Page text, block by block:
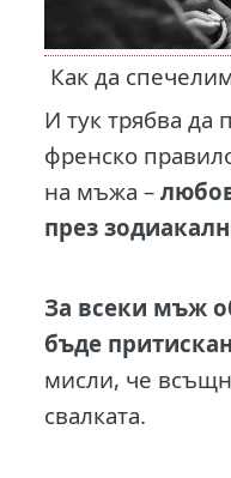
Как да
И тук трябва
френско
на мъжа –
през
За всеки мъж
бъде притискан
мисли, че
свалката.